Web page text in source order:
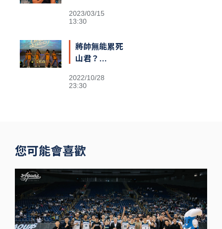
容
2023/03/15
13:30
將帥無能累死
山君？
Sisters高鐵
2022/10/28
23:30
您可能會喜歡